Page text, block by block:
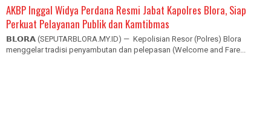
AKBP Inggal Widya Perdana Resmi Jabat Kapolres Blora, Siap
Perkuat Pelayanan Publik dan Kamtibmas
𝗕𝗟𝗢𝗥𝗔 (SEPUTARBLORA.MY.ID) — Kepolisian Resor (Polres) Blora
menggelar tradisi penyambutan dan pelepasan (Welcome and Fare...